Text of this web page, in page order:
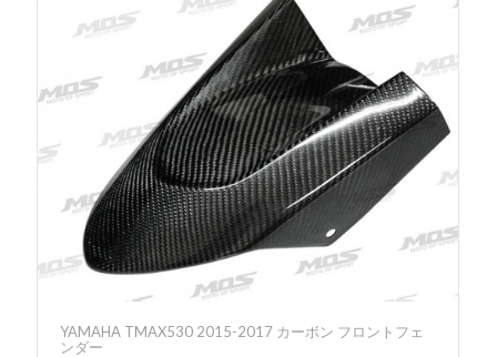
YAMAHA TMAX530 2015-2017 カーボン フロントフェ
ンダー